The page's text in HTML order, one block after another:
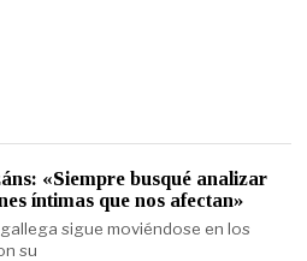
«Siempre busqué analizar
íntimas que nos afectan»
sigue moviéndose en los
su